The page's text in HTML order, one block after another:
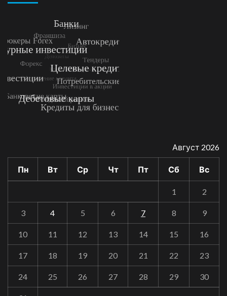
Август 2026
Пн Вт Ср Чт Пт Сб Вс
1 2
3 4 5 6 7 8 9
10 11 12 13 14 15 16
17 18 19 20 21 22 23
24 25 26 27 28 29 30